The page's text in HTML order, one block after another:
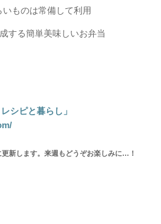
ものは常備して利用
する簡単美味しいお弁当
シピと暮らし」
新します。来週もどうぞお楽しみに…！